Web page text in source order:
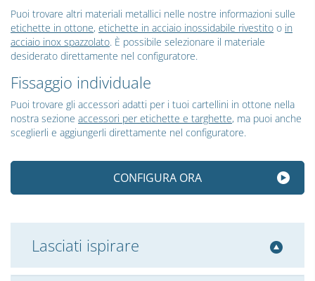
Puoi trovare altri materiali metallici nelle nostre informazioni sulle
etichette in ottone, etichette in acciaio inossidabile rivestito o in
acciaio inox spazzolato. È possibile selezionare il materiale
desiderato direttamente nel configuratore.
Fissaggio individuale
Puoi trovare gli accessori adatti per i tuoi cartellini in ottone nella
nostra sezione accessori per etichette e targhette, ma puoi anche
sceglierli e aggiungerli direttamente nel configuratore.
CONFIGURA ORA
Lasciati ispirare